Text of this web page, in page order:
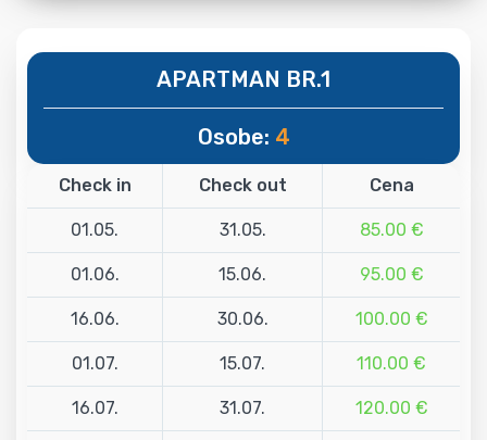
APARTMAN BR.1
Osobe: 4
Check in Check out Cena
01.05. 31.05. 85.00 €
01.06. 15.06. 95.00 €
16.06. 30.06. 100.00 €
01.07. 15.07. 110.00 €
16.07. 31.07. 120.00 €